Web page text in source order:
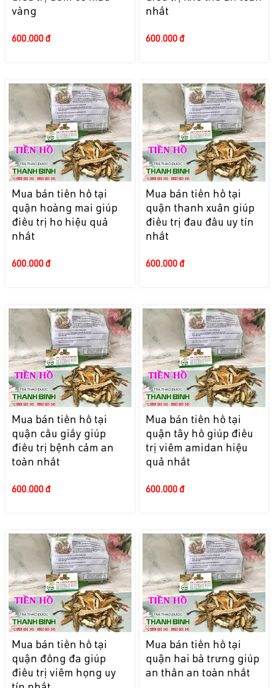
vàng
600.000 đ
nhất
600.000 đ
Mua bán tiền hồ tại
quận hoàng mai giúp
điều trị ho hiệu quả
nhất
600.000 đ
Mua bán tiền hồ tại
quận thanh xuân giúp
điều trị đau đầu uy tín
nhất
600.000 đ
Mua bán tiền hồ tại
quận cầu giấy giúp
điều trị bệnh cảm an
toàn nhất
600.000 đ
Mua bán tiền hồ tại
quận tây hồ giúp điều
trị viêm amidan hiệu
quả nhất
600.000 đ
Mua bán tiền hồ tại
quận đống đa giúp
điều trị viêm họng uy
Mua bán tiền hồ tại
quận hai bà trưng giúp
an thần an toàn nhất